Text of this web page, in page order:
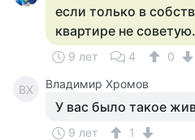
если только в
квартире не советую.
9 лет 4 0
ВХ Владимир Хромов
У вас было такое
9 лет
1